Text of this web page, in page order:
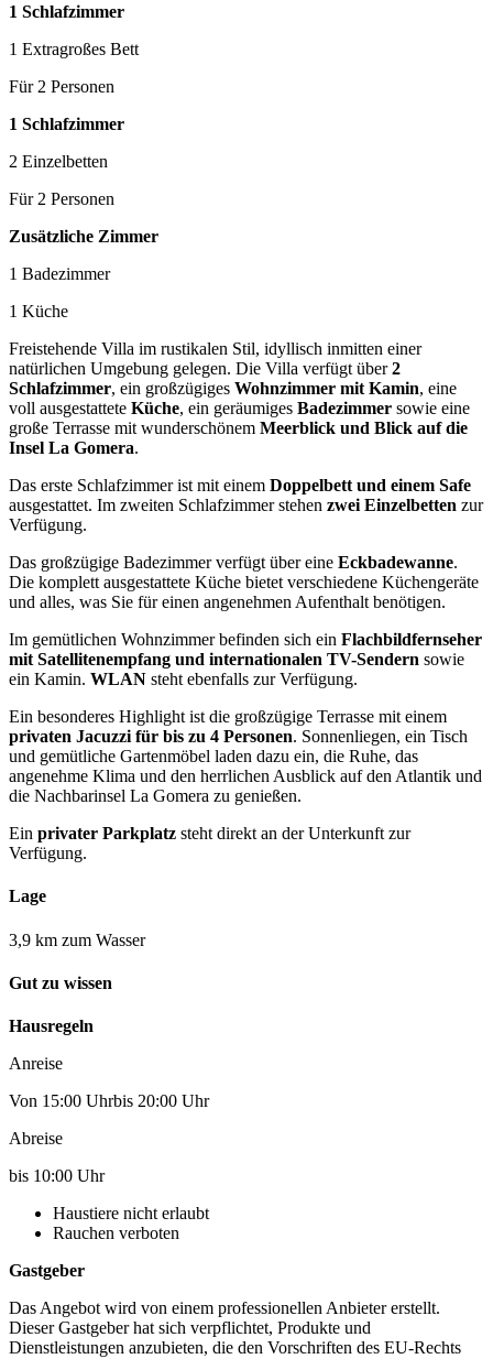
1 Schlafzimmer
1 Extragroßes Bett
Für 2 Personen
1 Schlafzimmer
2 Einzelbetten
Für 2 Personen
Zusätzliche Zimmer
1 Badezimmer
1 Küche
Freistehende Villa im rustikalen Stil, idyllisch inmitten einer
natürlichen Umgebung gelegen. Die Villa verfügt über2
Schlafzimmer, ein großzügiges Wohnzimmer mit Kamin, eine
voll ausgestattete Küche, ein geräumiges Badezimmer sowie eine
große Terrasse mit wunderschönem Meerblick und Blick auf die
Insel La Gomera.
Das erste Schlafzimmer ist mit einem Doppelbett und einem Safe
ausgestattet. Im zweiten Schlafzimmer stehen zwei Einzelbetten zur
Verfügung.
Das großzügige Badezimmer verfügt über eine Eckbadewanne.
Die komplett ausgestattete Küche bietet verschiedene Küchengeräte
und alles, was Sie für einen angenehmen Aufenthalt benötigen.
Im gemütlichen Wohnzimmer befinden sich ein Flachbildfernseher
mit Satellitenempfang und internationalen TV-Sendern sowie
ein Kamin. WLAN steht ebenfalls zur Verfügung.
Ein besonderes Highlight ist die großzügige Terrasse mit einem
privaten Jacuzzi für bis zu 4 Personen. Sonnenliegen, ein Tisch
und gemütliche Gartenmöbel laden dazu ein, die Ruhe, das
angenehme Klima und den herrlichen Ausblick auf den Atlantik und
die Nachbarinsel La Gomera zu genießen.
Ein privater Parkplatz steht direkt an der Unterkunft zur
Verfügung.
Lage
3,9 km zum Wasser
Gut zu wissen
Hausregeln
Anreise
Von 15:00 Uhrbis 20:00 Uhr
Abreise
bis 10:00 Uhr
Haustiere nicht erlaubt
Rauchen verboten
Gastgeber
Das Angebot wird von einem professionellen Anbieter erstellt.
Dieser Gastgeber hat sich verpflichtet, Produkte und
Dienstleistungen anzubieten, die den Vorschriften des EU-Rechts